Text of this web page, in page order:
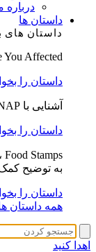
درباره
داستان ها
داستان های
Affected?
داستان را
آشنایی با SNAP: مهمترین برنامه ضد گرسنگی آمریکا
داستان را
به توضیح
داستان را
همه داستان ها
اهدا کنید